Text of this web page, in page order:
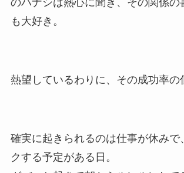
のハナシは熱心に聞き、その関係の
も大好き。
熱望しているわりに、その成功率の
確実に起きられるのは仕事が休みで
クする予定がある日。